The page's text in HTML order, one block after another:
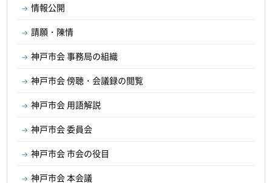
情報公開
請願・陳情
神戸市会 事務局の組織
神戸市会 傍聴・会議録の閲覧
神戸市会 用語解説
神戸市会 委員会
神戸市会 市会の役目
神戸市会 本会議